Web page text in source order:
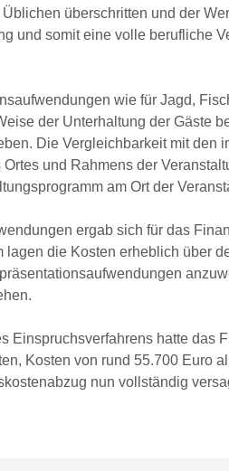
überschritten und der
und somit eine volle berufliche
wie für Jagd,
der Unterhaltung der Gäste
Die Vergleichbarkeit mit den
und Rahmens der
am Ort der
ergab sich für das
lagen die Kosten erheblich über
Einspruchsverfahrens hatte
Kosten von rund 55.700 Euro
nun vollständig